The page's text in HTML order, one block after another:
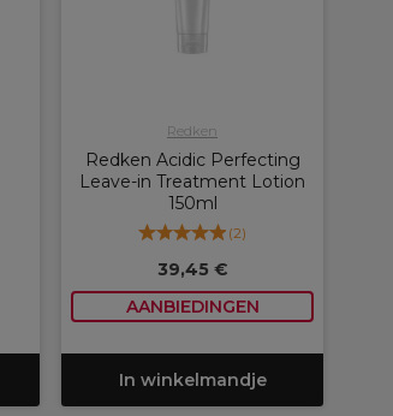
Redken
Redken Acidic Perfecting
Leave-in Treatment Lotion
150ml
(2)
39,45 €
AANBIEDINGEN
In winkelmandje